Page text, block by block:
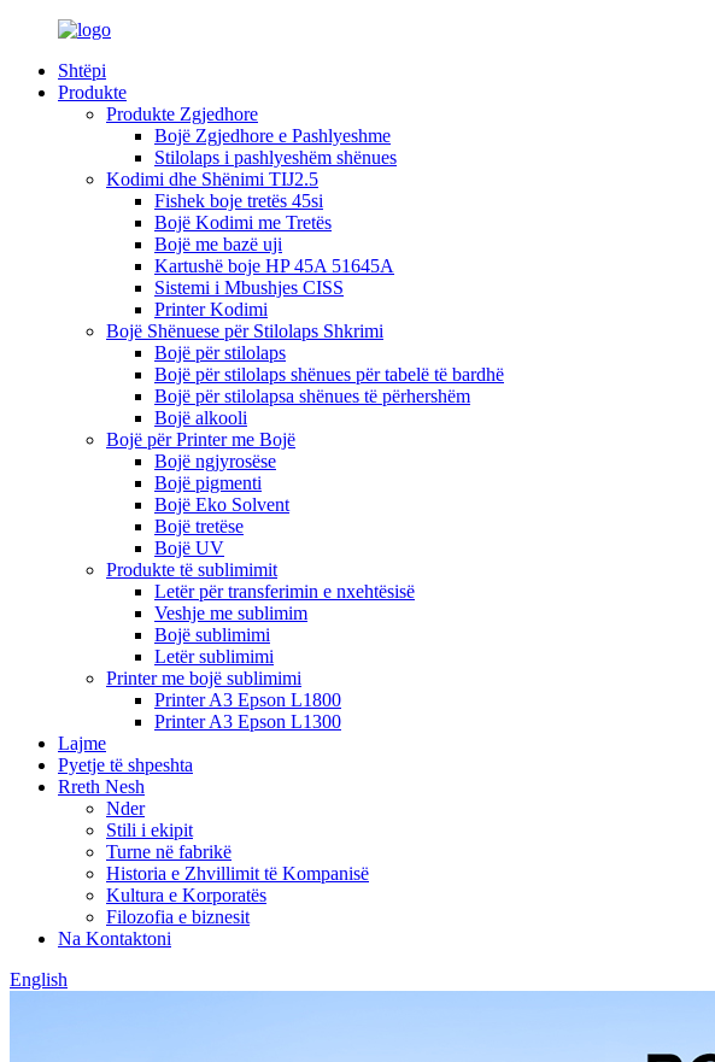
Shtëpi
Produkte
Produkte Zgjedhore
Bojë Zgjedhore e Pashlyeshme
Stilolaps i pashlyeshëm shënues
Kodimi dhe Shënimi TIJ2.5
Fishek boje tretës 45si
Bojë Kodimi me Tretës
Bojë me bazë uji
Kartushë boje HP 45A 51645A
Sistemi i Mbushjes CISS
Printer Kodimi
Bojë Shënuese për Stilolaps Shkrimi
Bojë për stilolaps
Bojë për stilolaps shënues për tabelë të bardhë
Bojë për stilolapsa shënues të përhershëm
Bojë alkooli
Bojë për Printer me Bojë
Bojë ngjyrosëse
Bojë pigmenti
Bojë Eko Solvent
Bojë tretëse
Bojë UV
Produkte të sublimimit
Letër për transferimin e nxehtësisë
Veshje me sublimim
Bojë sublimimi
Letër sublimimi
Printer me bojë sublimimi
Printer A3 Epson L1800
Printer A3 Epson L1300
Lajme
Pyetje të shpeshta
Rreth Nesh
Nder
Stili i ekipit
Turne në fabrikë
Historia e Zhvillimit të Kompanisë
Kultura e Korporatës
Filozofia e biznesit
Na Kontaktoni
English